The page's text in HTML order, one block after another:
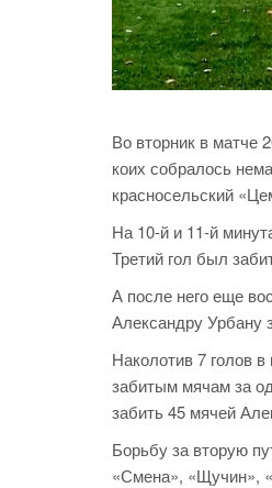
Во вторник в матче
коих собралось
красносельский
На 10-й и 11-й
Третий гол был
А после него еще
Александру Урбану
Наколотив 7 голов
забитым мячам за
забить 45 мячей
Борьбу за вторую
«Смена», «Щучин»,